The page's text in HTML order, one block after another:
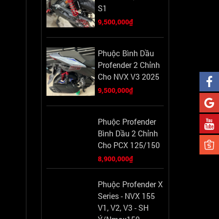
S1
9,500,000₫
Phuộc Bình Dầu
Profender 2 Chỉnh
Cho NVX V3 2025
9,500,000₫
Phuộc Profender
Bình Dầu 2 Chỉnh
Cho PCX 125/150
8,900,000₫
Phuộc Profender X
Series - NVX 155
V1, V2, V3 - SH